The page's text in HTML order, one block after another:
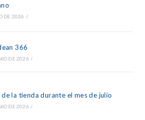
DE 2026 /
366
DE 2026 /
la tienda durante el mes de julio
DE 2026 /